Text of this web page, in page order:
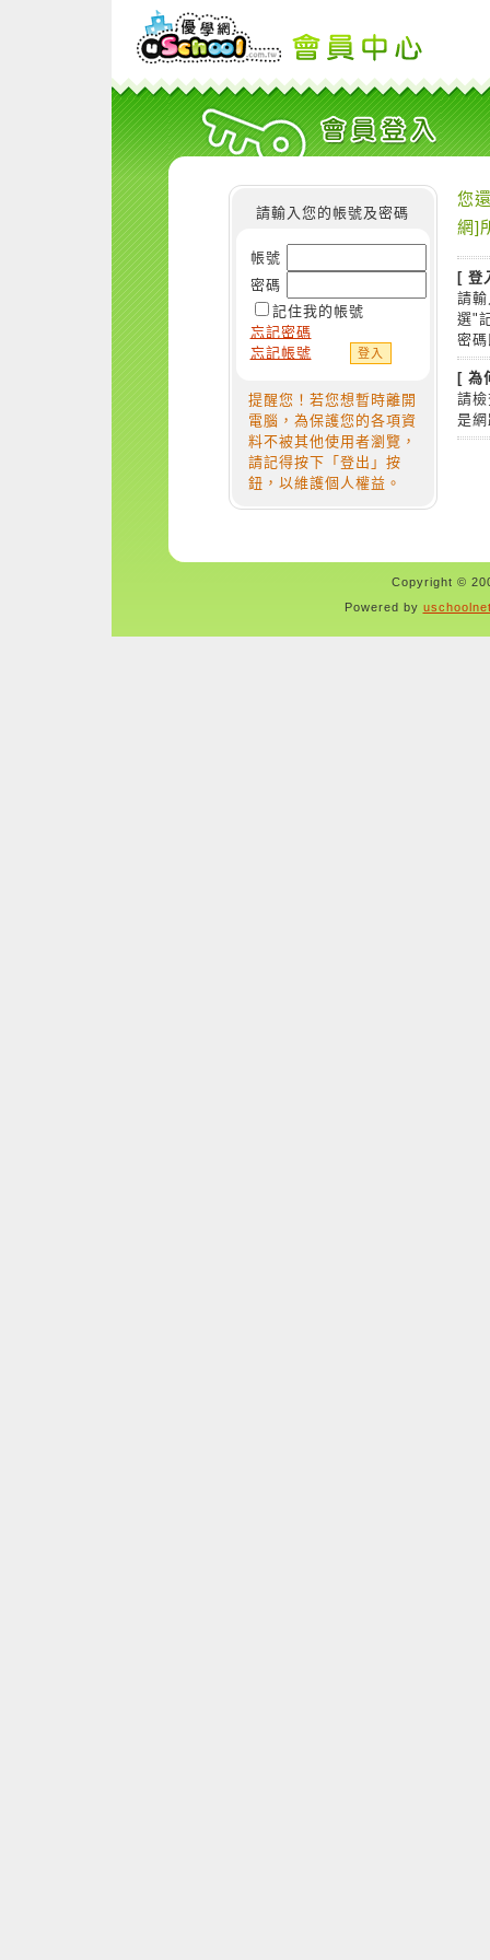
請輸入您的帳號及密碼
帳號
密碼
記住我的帳號
忘記密碼
忘記帳號
提醒您！若您想暫時離開
電腦，為保護您的各項資
料不被其他使用者瀏覽，
請記得按下「登出」按
鈕，以維護個人權益。
您
網]
[ 登
請
選"
密
[ 為
請
是
Copyright ©
Powered by